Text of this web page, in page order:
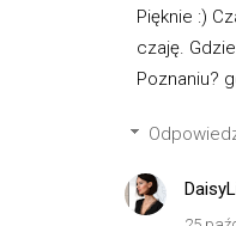
Pięknie :)
czaję.
Poznaniu?